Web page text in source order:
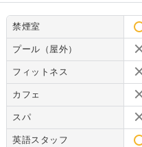
禁煙室
プール（屋外）
フィットネス
カフェ
スパ
英語スタッフ